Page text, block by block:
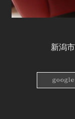
新潟